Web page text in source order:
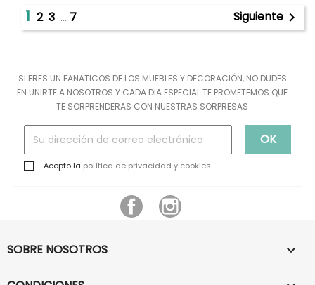
1 2 3 … 7 Siguiente 
SI ERES UN FANATICOS DE LOS MUEBLES Y DECORACIÓN, NO DUDES
EN UNIRTE A NOSOTROS Y CADA DIA ESPECIAL TE PROMETEMOS QUE
TE SORPRENDERAS CON NUESTRAS SORPRESAS
Acepto la política de privacidad y cookies
Facebook
SOBRE NOSOTROS 